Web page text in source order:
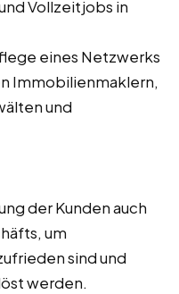
Vollzeitjobs in
eines Netzwerks
Immobilienmaklern,
und
der Kunden auch
um
sind und
werden.